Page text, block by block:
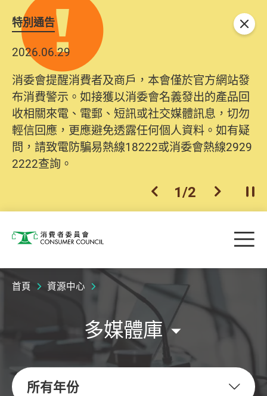
特別通告
2026.06.29
消委會提醒消費者及商戶，本會僅於官方網站發
布消費警示。如接獲以消委會名義發出的產品回
收相關來電、電郵、短訊或社交媒體訊息，切勿
輕信回應，更應避免透露任何個人資料。如有疑
問，請致電防騙易熱線18222或消委會熱線2929
2222查詢。
2025.10.31
為提升使用者體驗及網絡安全，本會的投訴處理
系統已經進行升級及推出新功能。由2025年11月
10日起，消費者需要提供基本聯絡資料（包括姓
名、電郵及電話）註冊帳戶，才可提交投訴、查
詢及建議。所有提交紀錄將清晰整合於帳戶中，
方便日後作出跟進。
上一個
2/2 下一個開
關閉
消費者委員會 目
首頁 資源中心
多媒體庫
所有年份